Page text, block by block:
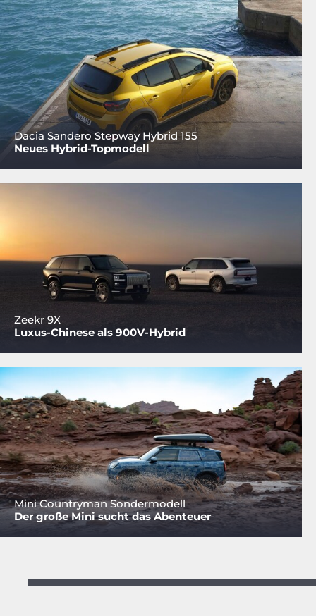
Dacia Sandero Stepway Hybrid 155
Neues Hybrid-Topmodell
Zeekr 9X
Luxus-Chinese als 900V-Hybrid
Mini Countryman Sondermodell
Der große Mini sucht das Abenteuer